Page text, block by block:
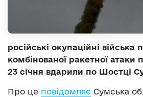
російські окупаційні війська
комбінованої ракетної атаки
23 січня вдарили по Шостці
Про це повідомляє Сумська